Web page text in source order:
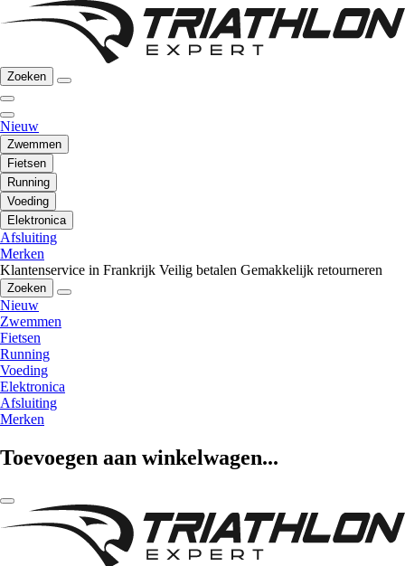
Zoeken
Nieuw
Zwemmen
Fietsen
Running
Voeding
Elektronica
Afsluiting
Merken
Klantenservice in Frankrijk Veilig betalen Gemakkelijk retourneren
Zoeken
Nieuw
Zwemmen
Fietsen
Running
Voeding
Elektronica
Afsluiting
Merken
Toevoegen aan winkelwagen...